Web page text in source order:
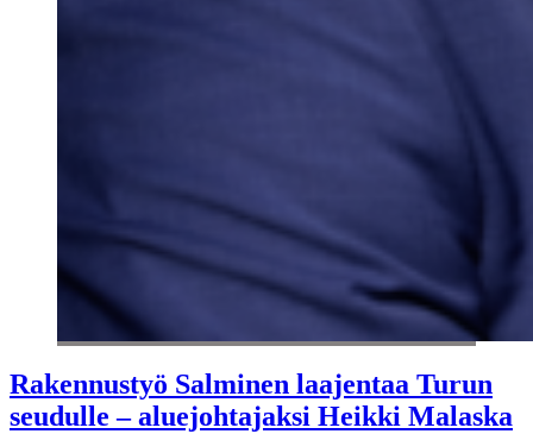
Rakennustyö Salminen laajentaa Turun
seudulle – aluejohtajaksi Heikki Malaska